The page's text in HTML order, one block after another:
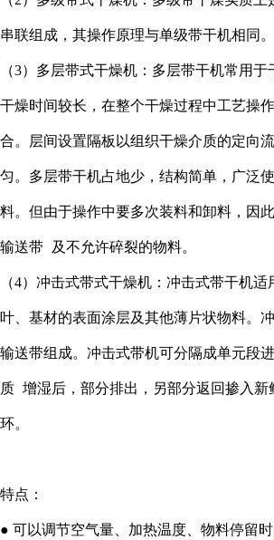
串联组成，其操作原理与单级带干机相同。
（3）多层带式干燥机：多层带干机常用于
干燥时间较长，在整个干燥过程中工艺操
合。层间设置隔板以组织干燥介质的定向
匀。多层带干机占地少，结构简单，广泛
料。但由于操作中要多次装料和卸料，因
输送带 及不允许碎裂的物料。
（4）冲击式带式干燥机：冲击式带干机
叶、基材的表面涂层及其他薄片状物料。
输送带组成。冲击式带机可分隔成单元段进
质 增湿后，部分排出，另部分返回掺入新
环。
特点：
● 可以调节空气量、加热温度、物料停留